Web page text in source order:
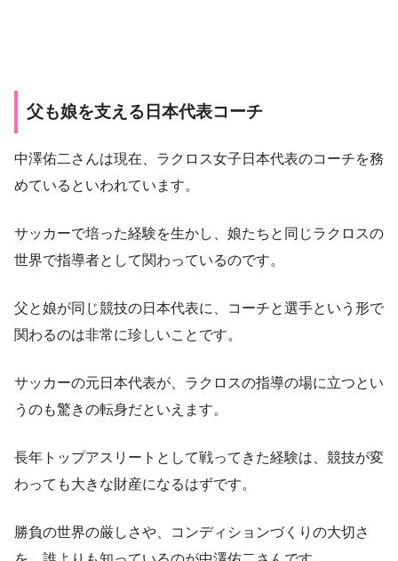
父も娘を支える日本代表コーチ
中澤佑二さんは現在、ラクロス女子日本代表のコーチを務
めているといわれています。
サッカーで培った経験を生かし、娘たちと同じラクロスの
世界で指導者として関わっているのです。
父と娘が同じ競技の日本代表に、コーチと選手という形で
関わるのは非常に珍しいことです。
サッカーの元日本代表が、ラクロスの指導の場に立つとい
うのも驚きの転身だといえます。
長年トップアスリートとして戦ってきた経験は、競技が変
わっても大きな財産になるはずです。
勝負の世界の厳しさや、コンディションづくりの大切さ